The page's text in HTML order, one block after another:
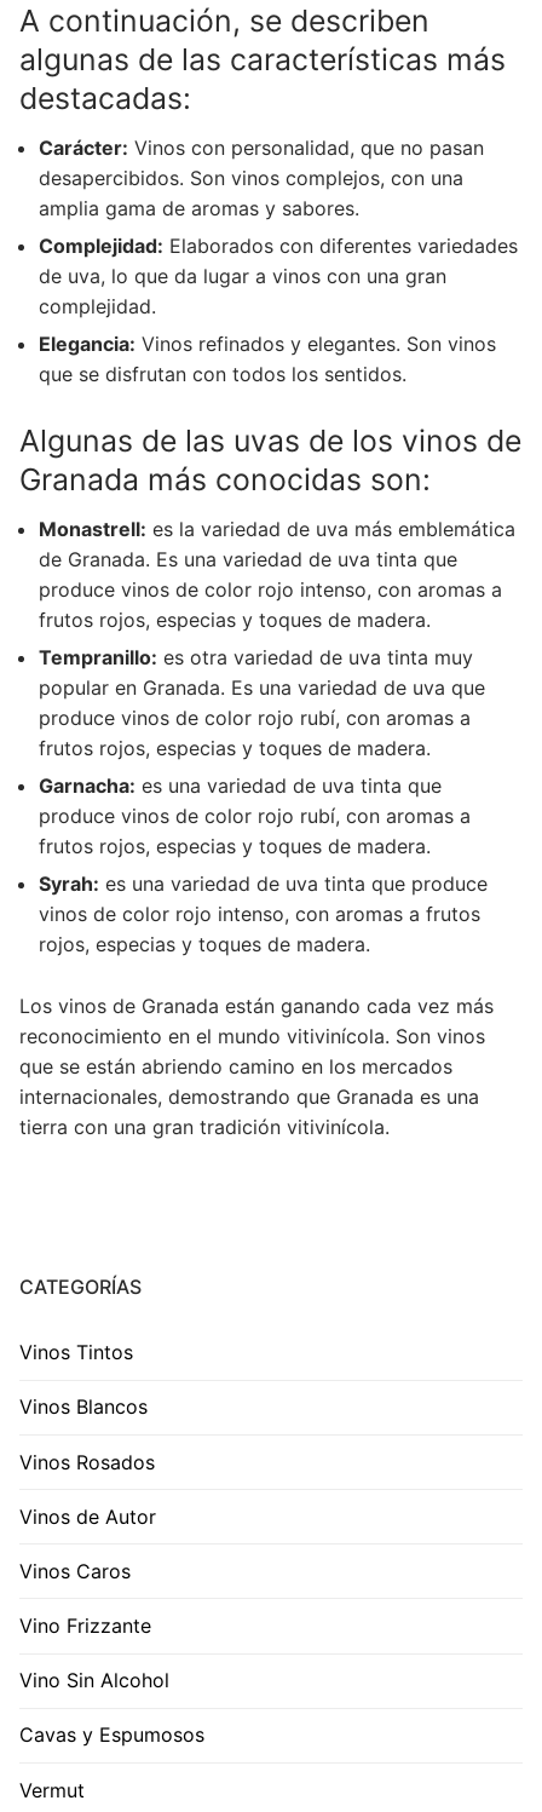
A continuación, se describen
algunas de las características más
destacadas:
Carácter: Vinos con personalidad, que no pasan
desapercibidos. Son vinos complejos, con una
amplia gama de aromas y sabores.
Complejidad: Elaborados con diferentes variedades
de uva, lo que da lugar a vinos con una gran
complejidad.
Elegancia: Vinos refinados y elegantes. Son vinos
que se disfrutan con todos los sentidos.
Algunas de las uvas de los vinos de
Granada más conocidas son:
Monastrell: es la variedad de uva más emblemática
de Granada. Es una variedad de uva tinta que
produce vinos de color rojo intenso, con aromas a
frutos rojos, especias y toques de madera.
Tempranillo: es otra variedad de uva tinta muy
popular en Granada. Es una variedad de uva que
produce vinos de color rojo rubí, con aromas a
frutos rojos, especias y toques de madera.
Garnacha: es una variedad de uva tinta que
produce vinos de color rojo rubí, con aromas a
frutos rojos, especias y toques de madera.
Syrah: es una variedad de uva tinta que produce
vinos de color rojo intenso, con aromas a frutos
rojos, especias y toques de madera.
Los vinos de Granada están ganando cada vez más
reconocimiento en el mundo vitivinícola. Son vinos
que se están abriendo camino en los mercados
internacionales, demostrando que Granada es una
tierra con una gran tradición vitivinícola.
CATEGORÍAS
Vinos Tintos
Vinos Blancos
Vinos Rosados
Vinos de Autor
Vinos Caros
Vino Frizzante
Vino Sin Alcohol
Cavas y Espumosos
Vermut